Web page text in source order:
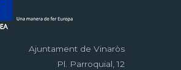
Ajuntament de Vinaròs
Pl. Parroquial, 12